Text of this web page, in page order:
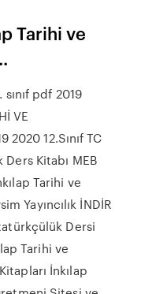
Tarihi ve
sınıf pdf 2019
VE
2020 12.Sınıf TC
Kitabı MEB
Tarihi ve
Yayıncılık İNDİR
Dersi
Tarihi ve
İnkılap